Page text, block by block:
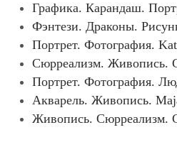
Графика. Карандаш.
Фэнтези. Драконы.
Портрет. Фотография.
Сюрреализм. Живопись.
Портрет. Фотография.
Акварель. Живопись.
Живопись. Сюрреализм.